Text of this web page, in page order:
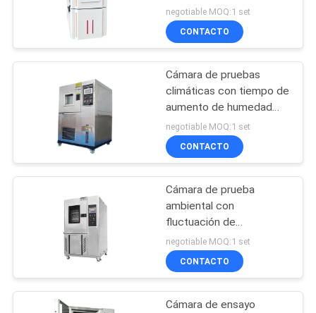
NOSOTROS
VIAJE
FÁBRICA
CONTROL
CALIDAD
ÉNTRENOS
EN
Cámara de la
prueba de la
humedad de la
temperatura
515
Cámara de la
prueba de espray de
sal
ensayos ambientales
precisos
negotiable MOQ:1 set
CONTACTO
Cámara de pruebas
climáticas con tiempo de
aumento de humedad
corto y amplio rango de
temperatura para
pruebas de fiabilidad
negotiable MOQ:1 set
CONTACTO
Cámara de prueba
ambiental con
fluctuación de
temperatura de
estabilidad, control
preciso de humedad para
negotiable MOQ:1 set
CONTACTO
Cámara de ensayo